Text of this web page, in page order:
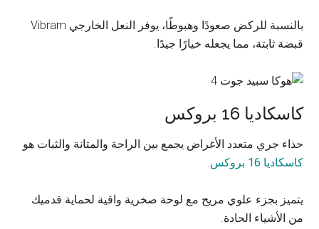
بالنسبة للركض صعودًا وهبوطًا، يوفر النعل الخارجي Vibram
قبضة ثابتة، مما يجعله خيارًا جيدًا.
كاسكاديا 16 بروكس
حذاء جري متعدد الأغراض يجمع بين الراحة والمتانة والثبات هو
كاسكاديا 16 بروكس
.
يتميز بجزء علوي مريح مع لوحة صخرية واقية لحماية قدميك
من الأشياء الحادة.